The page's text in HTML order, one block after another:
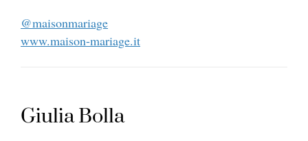
@maisonmariage
www.maison-mariage.it
Giulia Bolla